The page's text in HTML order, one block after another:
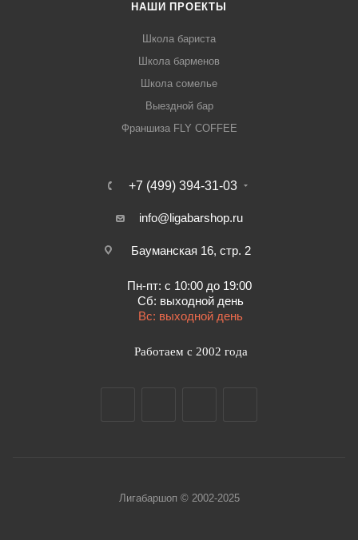
НАШИ ПРОЕКТЫ
Школа бариста
Школа барменов
Школа сомелье
Выездной бар
Франшиза FLY COFFEE
+7 (499) 394-31-03
info@ligabarshop.ru
Бауманская 16, стр. 2
Пн-пт: с 10:00 до 19:00
Сб: выходной день
Вс: выходной день
Работаем с 2002 года
Лигабаршоп © 2002-2025